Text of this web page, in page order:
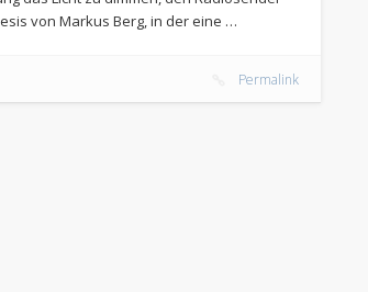
von Markus Berg, in der eine …
Permalink